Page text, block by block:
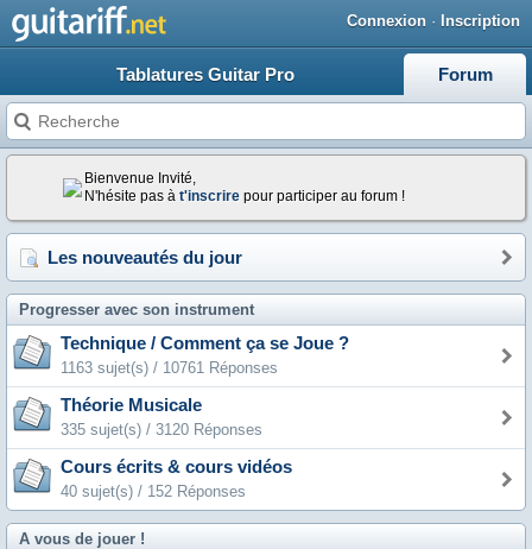
Connexion · Inscription
Tablatures Guitar Pro Forum
Bienvenue Invité,
N'hésite pas à t'inscrire pour participer au forum !
Les nouveautés du jour
Progresser avec son instrument
Technique / Comment ça se Joue ?
1163 sujet(s) / 10761 Réponses
Théorie Musicale
335 sujet(s) / 3120 Réponses
Cours écrits & cours vidéos
40 sujet(s) / 152 Réponses
A vous de jouer !